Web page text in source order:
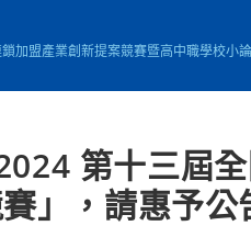
加盟產業創新提案競賽暨高中職學校小
第十三屆
」，請惠予公